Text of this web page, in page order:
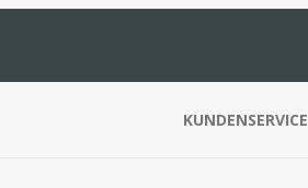
KUNDENSERVICE